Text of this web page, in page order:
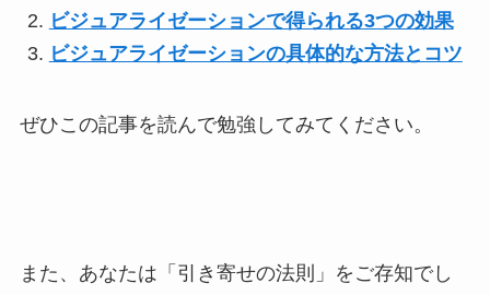
ビジュアライゼーションで得られる3つの効果
ビジュアライゼーションの具体的な方法とコツ
ぜひこの記事を読んで勉強してみてください。
また、あなたは「引き寄せの法則」をご存知でし